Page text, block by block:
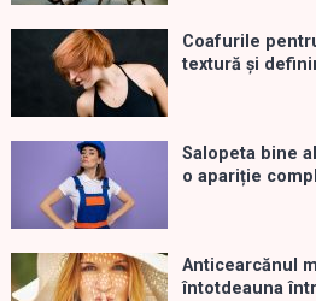
Coafurile
textură și
Salopeta bine
o apariție
Anticearcănul
întotdeauna